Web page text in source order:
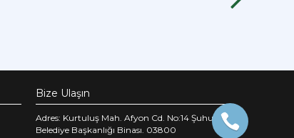
Bize Ulaşın
Adres: Kurtuluş Mah. Afyon Cd. No:14 Şuhut
Belediye Başkanlığı Binası. 03800